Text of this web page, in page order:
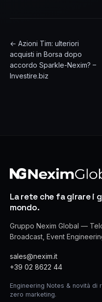
← Azioni Tim: ulteriori
acquisti in Borsa dopo
accordo Sparkle-Nexim? –
Investire.biz
La rete che fa girare i
mondo.
Gruppo Nexim Global —
Broadcast, Event
sales@nexim.it
+39 02 8622 44
Engineering Notes & novità
zero marketing.